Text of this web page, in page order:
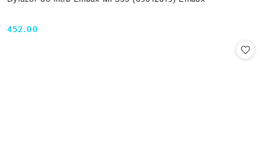
Cena:
452.00